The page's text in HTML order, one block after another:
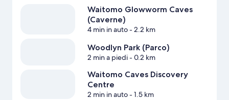
Waitomo Glowworm Caves
(Caverne)
4 min in auto- 2.2 km
Woodlyn Park (Parco)
2 min a piedi- 0.2 km
Waitomo Caves Discovery
Centre
2 min in auto- 1.5 km